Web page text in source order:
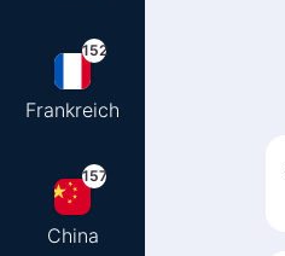
152
Frankreich
157
China